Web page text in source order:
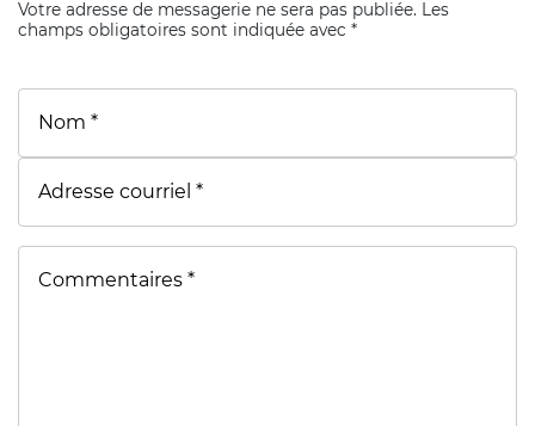
Votre adresse de messagerie ne sera pas publiée. Les
champs obligatoires sont indiquée avec *